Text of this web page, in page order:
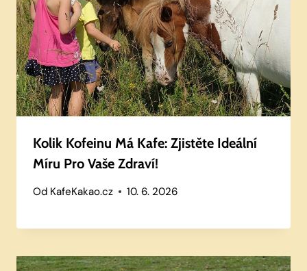
Kolik Kofeinu Má Kafe: Zjistěte Ideální
Míru Pro Vaše Zdraví!
Od KafeKakao.cz 10. 6. 2026